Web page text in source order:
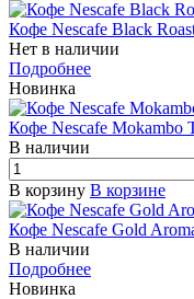
Кофе Nescafe Black
Нет в наличии
Подробнее
Новинка
Кофе Nescafe Mokambo
В наличии
В корзину В корзине
Кофе Nescafe Gold
В наличии
Подробнее
Новинка